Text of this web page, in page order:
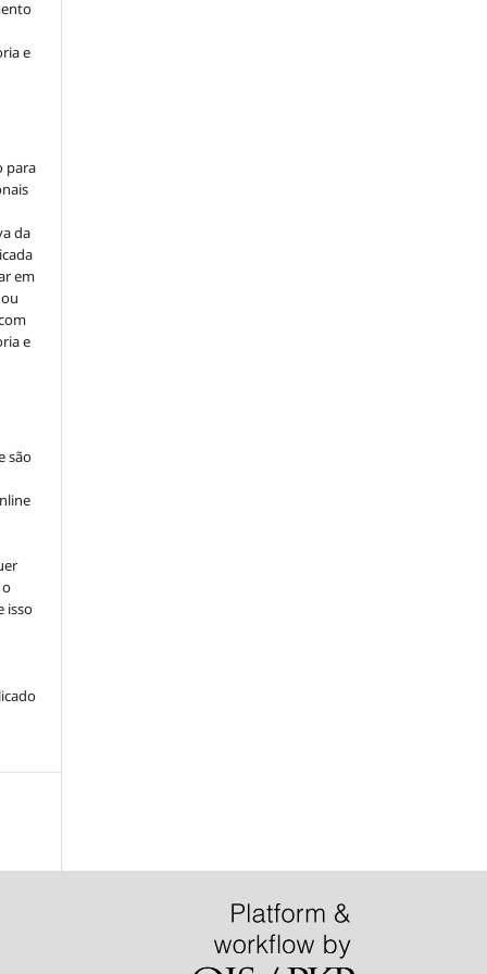
e
para
da
em
e
são
isso